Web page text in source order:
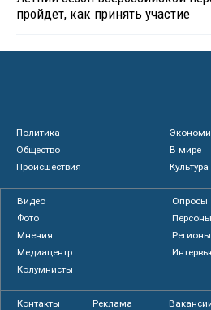
пройдет, как принять участие
Политика
Общество
В мире
Происшествия
Культура
Видео
Опросы
Фото
Персоны
Мнения
Регионы
Медиацентр
Колумнисты
Контакты Реклама